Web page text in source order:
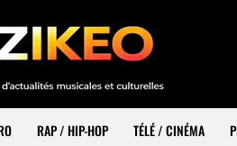
RAP / HIP-HOP TÉLÉ / CINÉMA